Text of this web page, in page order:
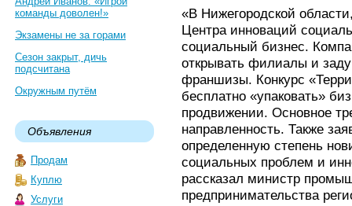
команды доволен!»
Экзамены не за горами
Сезон закрыт, дичь
подсчитана
Окружным путём
Объявления
Продам
Куплю
Услуги
«В Нижегородской
Центра инноваций
социальный бизнес.
открывать филиалы и
франшизы. Конкурс
бесплатно «упаковать»
продвижении. Основное
направленность. Также
определенную степень
социальных проблем и
рассказал министр
предпринимательства